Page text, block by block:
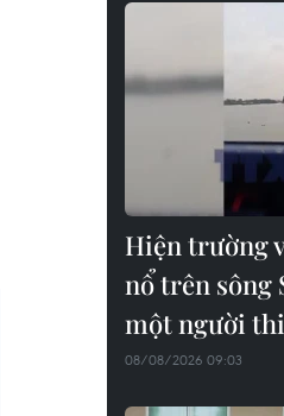
Hiện trường
nổ trên sông
một người
08/08/2026 09:03